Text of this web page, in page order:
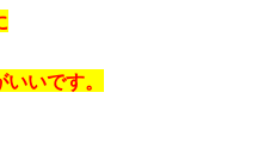
いです。